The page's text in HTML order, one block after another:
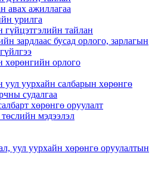
авах ажиллагаа
урилга
гүйцэтгэлийн тайлан
зардлаас бусад орлого, зарлагын
хөрөнгийн орлого
уурхайн салбарын хөрөнгө
судалгаа
хөрөнгө оруулалт
мэдээлэл
уул уурхайн хөрөнгө оруулалтын